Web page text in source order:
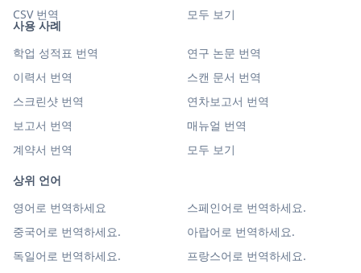
사용 사례
학업 성적표 번역
연구 논문 번역
이력서 번역
스캔 문서 번역
스크린샷 번역
연차보고서 번역
보고서 번역
매뉴얼 번역
계약서 번역
모두 보기
상위 언어
영어로 번역하세요
스페인어로 번역하세요.
중국어로 번역하세요.
아랍어로 번역하세요.
독일어로 번역하세요.
프랑스어로 번역하세요.
CSV 번역
모두 보기